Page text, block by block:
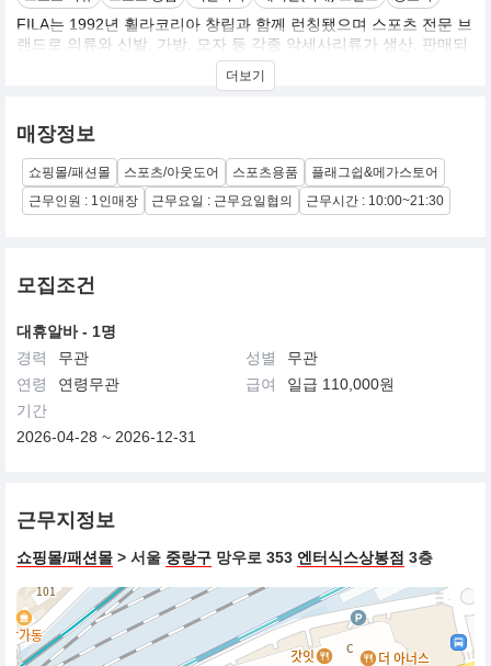
FILA는 1992년 휠라코리아 창립과 함께 런칭됐으며 스포츠 전문 브
랜드로 의류와 신발, 가방, 모자 등 각종 악세사리류가 생산, 판매되
고 있습니다. 휠라의 이미지는 깔끔하고 깨끗한 레드, 네이비, 화이
트를 기본색으로 색상 매치를 이루는 제품들로 구성되어 있습니다
-자연스럽고 편안하게 일상 생활에서즐기는 스포츠 패션
-이탈리안의 정열을 스포츠 패션으로 승화시켜 삶의 열정과 이유를
재안하는 프레스티지 패션 스포츠웨어
-기능성과 패션성을 조화시킨 고급스런 감감으로 차별화되며 강렬
한 색채 대비로 스포츠의 역동적인 모습을 표현
더보기
매장정보
쇼핑몰/패션몰 스포츠/아웃도어 스포츠용품
플래그쉽&메가스토어
근무인원 : 1인매장
근무요일 : 근무요일협의 근무시간 : 10:00~21:30
모집조건
대휴알바 - 1명
경력
무관 성별
무관
연령
연령무관 급여
일급 110,000원
기간
2026-04-28 ~ 2026-12-31
근무지정보
쇼핑몰/패션몰 > 서울 중랑구 망우로 353 엔터식스상봉점 3층